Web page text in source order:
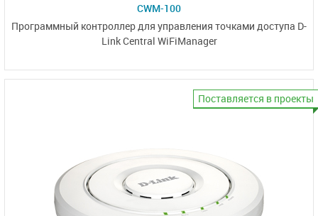
CWM-100
Программный контроллер для управления точками доступа D-
Link Central WiFiManager
Поставляется в проекты